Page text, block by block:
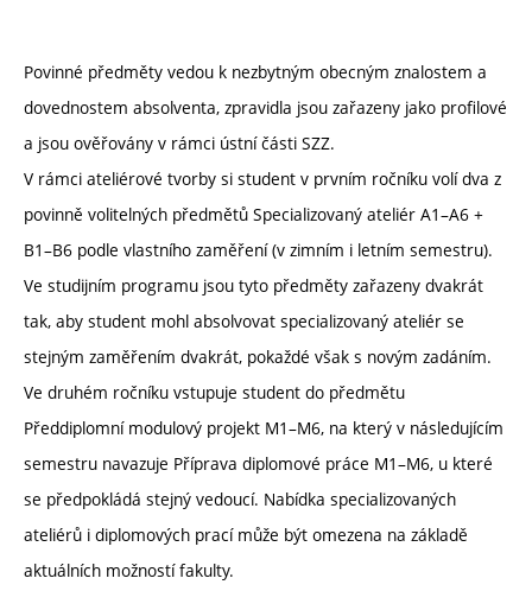
Povinné předměty vedou k nezbytným obecným znalostem a
dovednostem absolventa, zpravidla jsou zařazeny jako profilové
a jsou ověřovány v rámci ústní části SZZ.
V rámci ateliérové tvorby si student v prvním ročníku volí dva z
povinně volitelných předmětů Specializovaný ateliér A1–A6 +
B1–B6 podle vlastního zaměření (v zimním i letním semestru).
Ve studijním programu jsou tyto předměty zařazeny dvakrát
tak, aby student mohl absolvovat specializovaný ateliér se
stejným zaměřením dvakrát, pokaždé však s novým zadáním.
Ve druhém ročníku vstupuje student do předmětu
Předdiplomní modulový projekt M1–M6, na který v následujícím
semestru navazuje Příprava diplomové práce M1–M6, u které
se předpokládá stejný vedoucí. Nabídka specializovaných
ateliérů i diplomových prací může být omezena na základě
aktuálních možností fakulty.